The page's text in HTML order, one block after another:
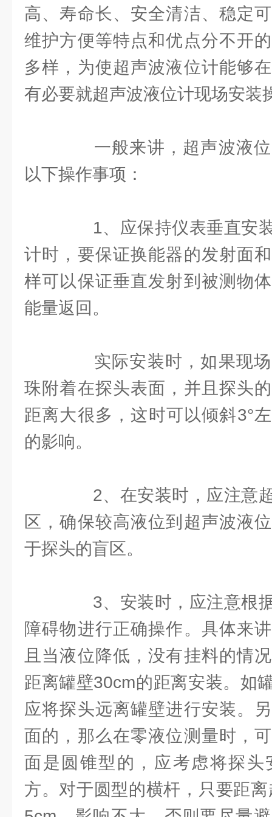
高、寿命长、安全清洁、稳定
维护方便等特点和优点分不开
多样，为使超声波液位计能够
有必要就超声波液位计现场安装
一般来讲，超声波液位
以下操作事项：
1、应保持仪表垂直安装
计时，要保证换能器的发射面
样可以保证垂直发射到被测物
能量返回。
实际安装时，如果现场
珠附着在探头表面，并且探头
距离大很多，这时可以倾斜3°
的影响。
2、在安装时，应注意超
区，确保较高液位到超声波液
于探头的盲区。
3、安装时，应注意根据
障碍物进行正确操作。具体来
且当液位降低，没有挂料的情
距离罐壁30cm的距离安装。如
应将探头远离罐壁进行安装。
面的，那么在零液位测量时，
面是圆锥型的，应考虑将探头
方。对于圆型的横杆，只要距